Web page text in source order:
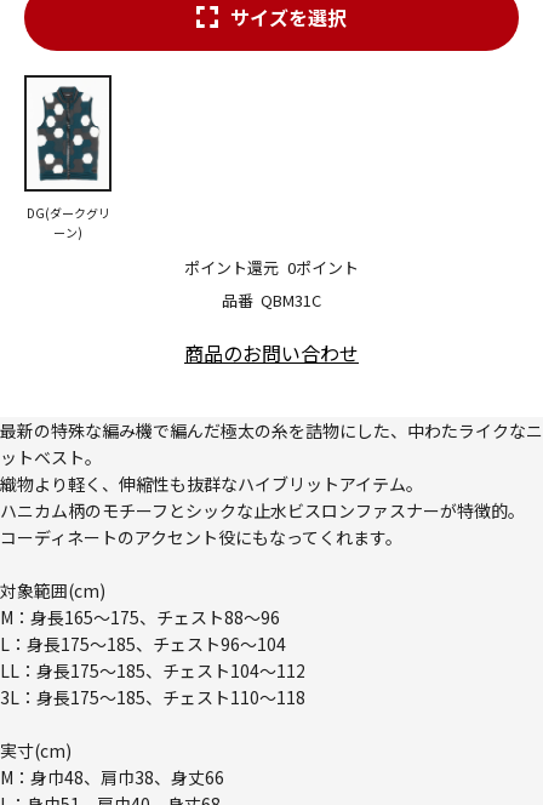
品番 QBM31C
ポイント還元 0ポイント
サイズを選択
DG(ダークグリ
ーン)
商品のお問い合わせ
最新の特殊な編み機で編んだ極太の糸を詰物にした、中わたライクなニ
ットベスト。
織物より軽く、伸縮性も抜群なハイブリットアイテム。
ハニカム柄のモチーフとシックな止水ビスロンファスナーが特徴的。
コーディネートのアクセント役にもなってくれます。
対象範囲(cm)
M：身長165～175、チェスト88～96
L：身長175～185、チェスト96～104
LL：身長175～185、チェスト104～112
3L：身長175～185、チェスト110～118
実寸(cm)
M：身巾48、肩巾38、身丈66